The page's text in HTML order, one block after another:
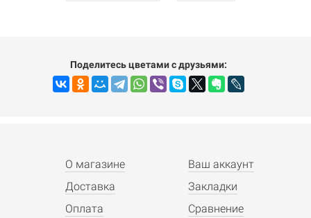
Поделитесь цветами с друзьями:
О магазине
Доставка
Оплата
Ваш аккаунт
Закладки
Сравнение